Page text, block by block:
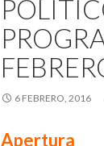
6 FEBRERO, 2016
Apertura